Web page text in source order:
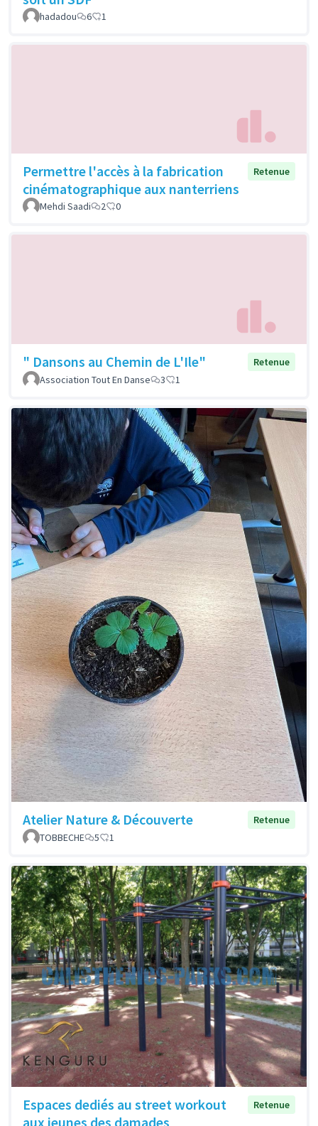
hadadou 6 1
Permettre l'accès à la fabrication
cinématographique aux nanterriens
Retenue
Mehdi Saadi 2 0
" Dansons au Chemin de L'Ile"
Retenue
Association Tout En Danse
3 1
Atelier Nature & Découverte
Retenue
TOBBECHE
5 1
Espaces dediés au street workout
aux jeunes des damades
Retenue